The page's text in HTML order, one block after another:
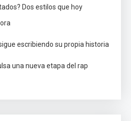
Dos estilos que hoy
escribiendo su propia historia
una nueva etapa del rap